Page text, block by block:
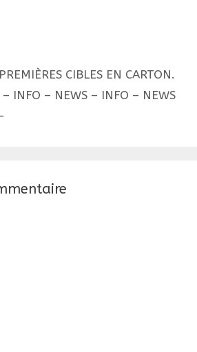
CIBLES EN CARTON.
– INFO – NEWS – INFO – NEWS